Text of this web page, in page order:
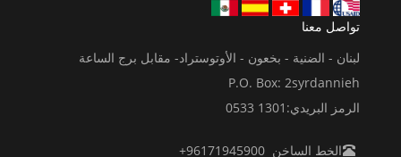
تواصل معنا
لبنان - الضنية - بخعون - الأوتوستراد- مقابل برج الساعة
P.O. Box: 2syrdannieh
الرمز البريدي:1301 0533
الخط الساخن 96171945900+